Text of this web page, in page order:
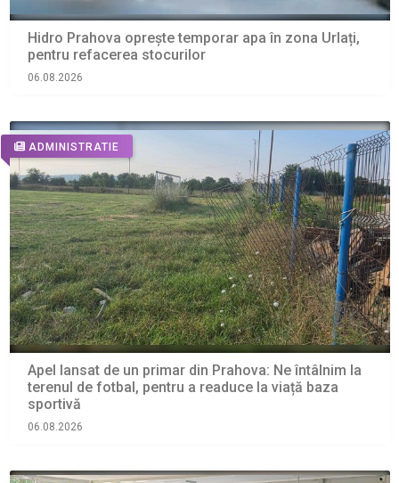
Hidro Prahova oprește temporar apa în zona Urlați,
pentru refacerea stocurilor
06.08.2026
ADMINISTRATIE
Apel lansat de un primar din Prahova: Ne întâlnim la
terenul de fotbal, pentru a readuce la viață baza
sportivă
06.08.2026